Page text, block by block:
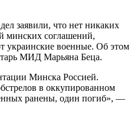
заявили, что нет никаких
минских соглашений,
украинские военные. Об этом
МИД Марьяна Беца.
Минска Россией.
в оккупированном
ранены, один погиб», —